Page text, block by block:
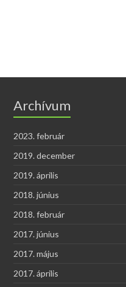
Archívum
2023. február
2019. december
2019. április
2018. június
2018. február
2017. június
2017. május
2017. április